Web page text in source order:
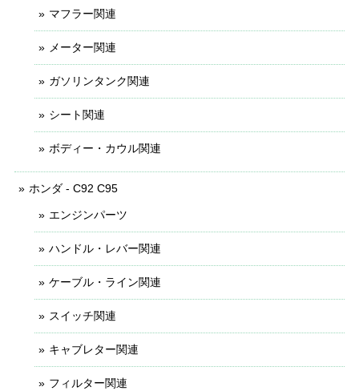
マフラー関連
メーター関連
ガソリンタンク関連
シート関連
ボディー・カウル関連
ホンダ - C92 C95
エンジンパーツ
ハンドル・レバー関連
ケーブル・ライン関連
スイッチ関連
キャブレター関連
フィルター関連